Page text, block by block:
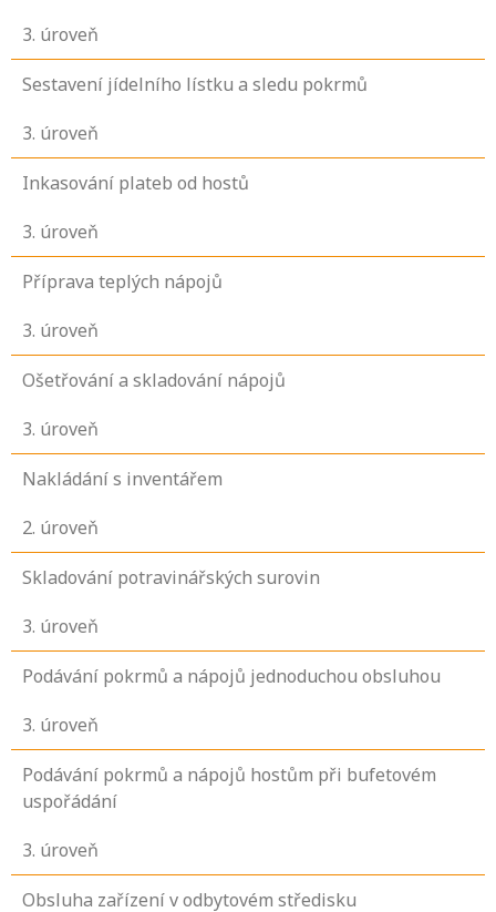
3. úroveň
Sestavení jídelního lístku a sledu pokrmů
3. úroveň
Inkasování plateb od hostů
3. úroveň
Příprava teplých nápojů
3. úroveň
Ošetřování a skladování nápojů
3. úroveň
Nakládání s inventářem
2. úroveň
Skladování potravinářských surovin
3. úroveň
Podávání pokrmů a nápojů jednoduchou obsluhou
3. úroveň
Podávání pokrmů a nápojů hostům při bufetovém
uspořádání
3. úroveň
Obsluha zařízení v odbytovém středisku